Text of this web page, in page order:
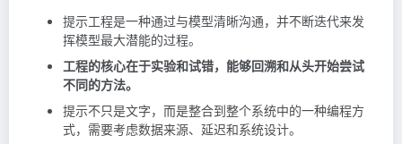
提示工程是一种通过与模型清晰沟通，并不断迭代来发
挥模型最大潜能的过程。
工程的核心在于实验和试错，能够回溯和从头开始尝试
不同的方法。
提示不只是文字，而是整合到整个系统中的一种编程方
式，需要考虑数据来源、延迟和系统设计。